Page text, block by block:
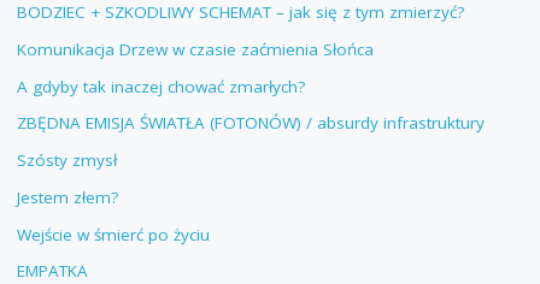
BODZIEC + SZKODLIWY SCHEMAT – jak się z tym zmierzyć?
Komunikacja Drzew w czasie zaćmienia Słońca
A gdyby tak inaczej chować zmarłych?
ZBĘDNA EMISJA ŚWIATŁA (FOTONÓW) / absurdy infrastruktury
Szósty zmysł
Jestem złem?
Wejście w śmierć po życiu
EMPATKA